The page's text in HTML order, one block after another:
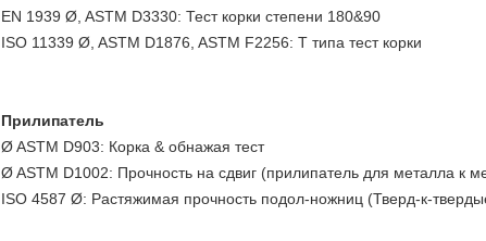
EN 1939 Ø, ASTM D3330: Тест корки степени 180&90
ISO 11339 Ø, ASTM D1876, ASTM F2256: T типа тест корки
Прилипатель
Ø ASTM D903: Корка & обнажая тест
Ø ASTM D1002: Прочность на сдвиг (прилипатель для металла к
ISO 4587 Ø: Растяжимая прочность подол-ножниц (Тверд-к-